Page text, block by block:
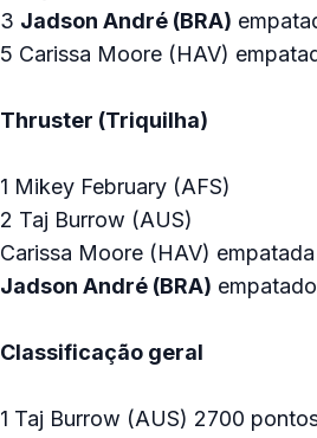
3 Jadson André (BRA)
5 Carissa Moore (HAV)
Thruster (Triquilha)
1 Mikey February (AFS)
2 Taj Burrow (AUS)
Carissa Moore (HAV)
Jadson André (BRA)
Classificação geral
1 Taj Burrow (AUS) 2700